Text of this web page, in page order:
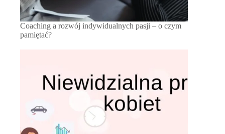
Coaching a rozwój indywidualnych pasji – o czym
pamiętać?